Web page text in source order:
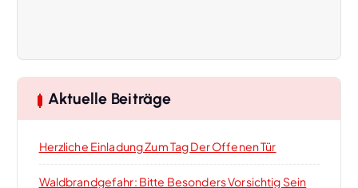
g
s
-
Aktuelle Beiträge
Herzliche Einladung Zum Tag Der Offenen Tür
Waldbrandgefahr: Bitte Besonders Vorsichtig Sein